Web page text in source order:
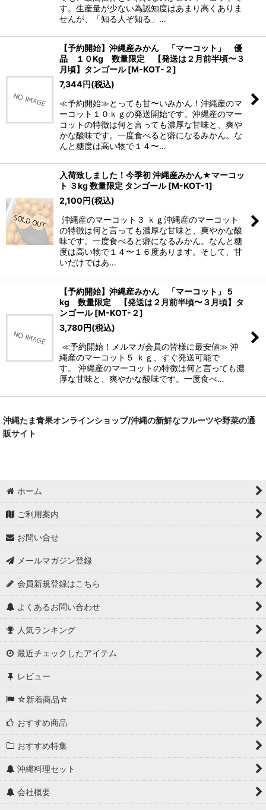
す。生産量が少ない為認知度はあまり高くありま
せんが、「知る人ぞ知る」…
【予約開始】沖縄産みかん 「マーコット」 優
品 １０Kg 数量限定 【発送は２月前半頃〜３
月頃】タンゴール [M-KOT-２]
7,344円(税込)
≪予約開始≫とっても甘〜いみかん！沖縄産のマ
ーコット１０ｋｇの発送開始です。沖縄産のマー
コットの特徴は何と言っても濃厚な甘味と、爽や
かな酸味です。一度食べると癖になるみかん。な
んと糖度は高い物で１４〜…
入荷致しました！今季初 沖縄産みかん★マーコッ
ト ３kg 数量限定 タンゴール [M-KOT-1]
2,100円(税込)
沖縄産のマーコット３ ｋｇ沖縄産のマーコット
の特徴は何と言っても濃厚な甘味と、爽やかな酸
味です。一度食べると癖になるみかん。なんと糖
度は高い物で１４〜１６度あります。そして、甘
いだけではあ…
【予約開始】沖縄産みかん 「マーコット」５
kg 数量限定 【発送は２月前半頃〜３月頃】タ
ンゴール [M-KOT-２]
3,780円(税込)
≪予約開始！メルマガ会員の皆様に最安値≫ 沖
縄産のマーコット５ ｋｇ、すぐ発送可能で
す。 沖縄産のマーコットの特徴は何と言っても濃
厚な甘味と、爽やかな酸味です。一度食べ…
沖縄たま青果オンラインショップ/沖縄の新鮮なフルーツや野菜の通
販サイト
ホーム
ご利用案内
お問い合せ
メールマガジン登録
会員新規登録はこちら
よくあるお問い合わせ
人気ランキング
最近チェックしたアイテム
レビュー
☆新着商品☆
おすすめ商品
おすすめ特集
沖縄料理セット
会社概要